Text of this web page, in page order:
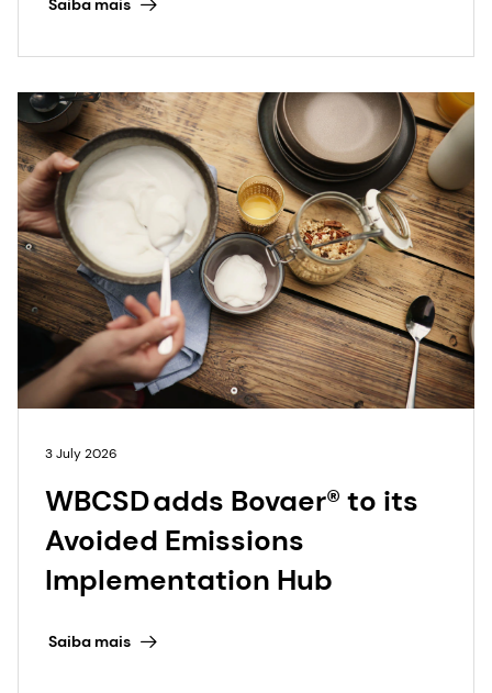
Saiba mais
3 July 2026
WBCSD adds Bovaer® to its
Avoided Emissions
Implementation Hub
Saiba mais